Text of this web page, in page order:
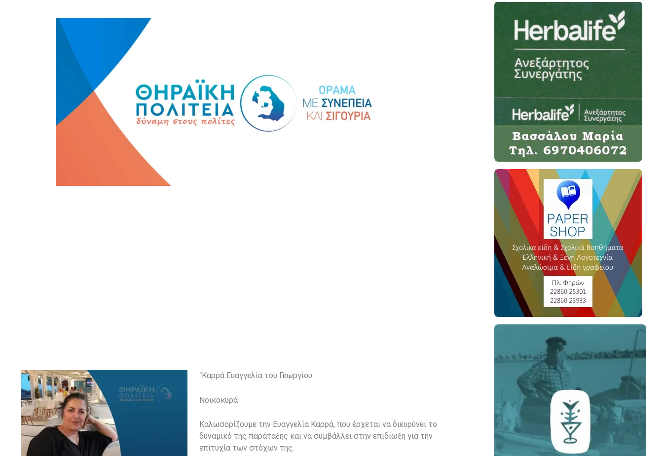
“Καρρά Ευαγγελία του Γεωργίου
Νοικοκυρά
Καλωσορίζουμε την Ευαγγελία Καρρά, που έρχεται να διευρύνει το
δυναμικό της παράταξης και να συμβάλλει στην επιδίωξη για την
επιτυχία των στόχων της.